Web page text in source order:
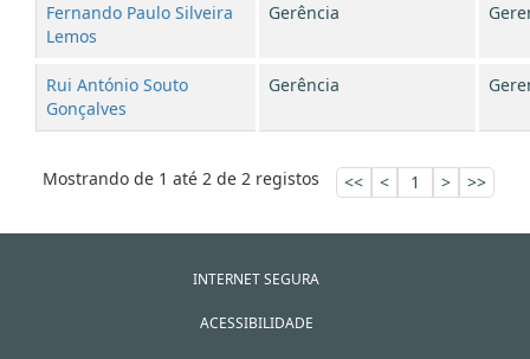
Fernando Paulo Silveira
Lemos
Gerência
Rui António Souto
Gonçalves
Gerência
Mostrando de 1 até 2 de 2 registos << < 1 > >>
INTERNET SEGURA
ACESSIBILIDADE